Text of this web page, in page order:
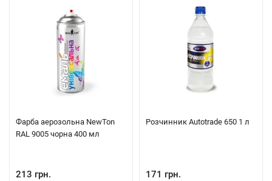
Фарба аерозольна NewTon
RAL 9005 чорна 400 мл
213 грн.
Розчинник Autotrade 650 1 л
171 грн.